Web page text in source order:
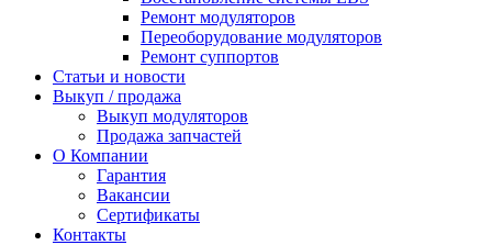
Ремонт модуляторов
Переоборудование модуляторов
Ремонт суппортов
Статьи и новости
Выкуп / продажа
Выкуп модуляторов
Продажа запчастей
О Компании
Гарантия
Вакансии
Сертификаты
Контакты